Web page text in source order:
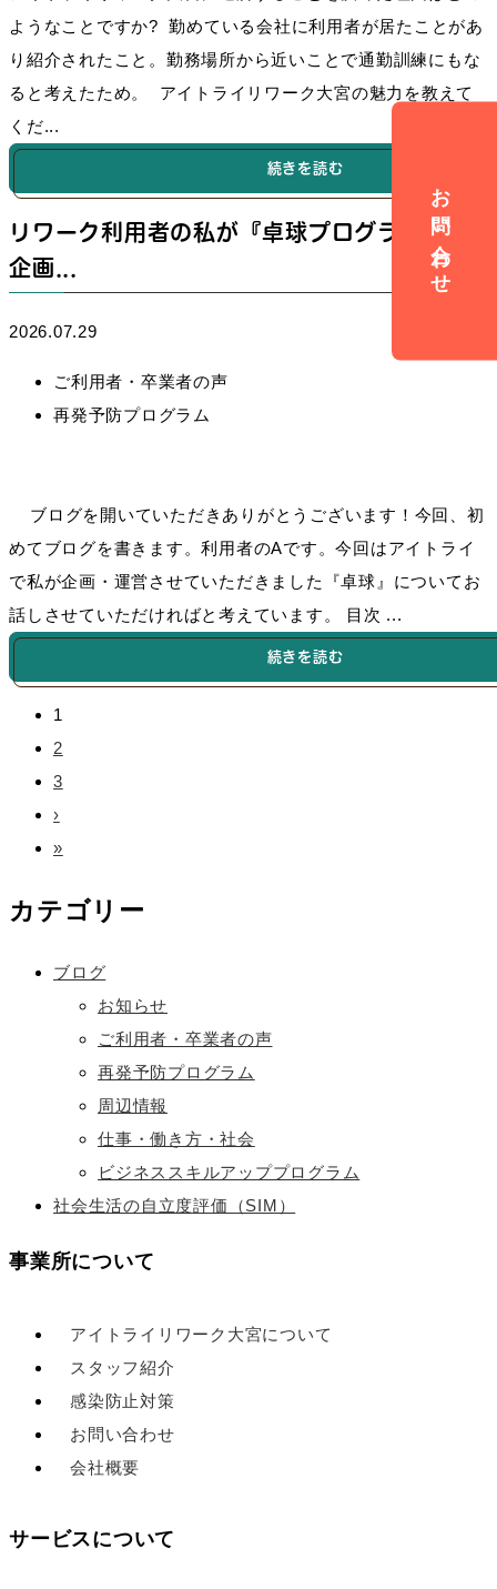
ようなことですか? 勤めている会社に利用者が居たことがあ
り紹介されたこと。勤務場所から近いことで通勤訓練にもな
ると考えたため。 アイトライリワーク大宮の魅力を教えて
くだ...
続きを読む
リワーク利用者の私が『卓球プログラム』を
企画...
2026.07.29
ご利用者・卒業者の声
再発予防プログラム
ブログを開いていただきありがとうございます！今回、初
めてブログを書きます。利用者のAです。今回はアイトライ
で私が企画・運営させていただきました『卓球』についてお
話しさせていただければと考えています。 目次 ...
続きを読む
1
2
3
›
»
カテゴリー
ブログ
お知らせ
ご利用者・卒業者の声
再発予防プログラム
周辺情報
仕事・働き方・社会
ビジネススキルアッププログラム
社会生活の自立度評価（SIM）
事業所について
アイトライリワーク大宮について
スタッフ紹介
感染防止対策
お問い合わせ
会社概要
サービスについて
お問い合わせ